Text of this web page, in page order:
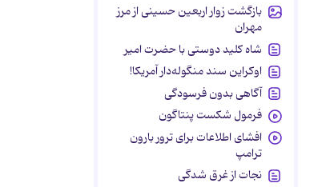
بازگشت زوار اربعین حسینی از مرز
مهران
شاه کلید دوستی با حضرت امیر
اوکراین سند منگوله‌دار آمریکا!
آگاهی بدون فرسودگی
فرمول شکست پنتاگون
افشای اطلاعات برای ترور بارون
ترامپ
نجات از غرق شدگی